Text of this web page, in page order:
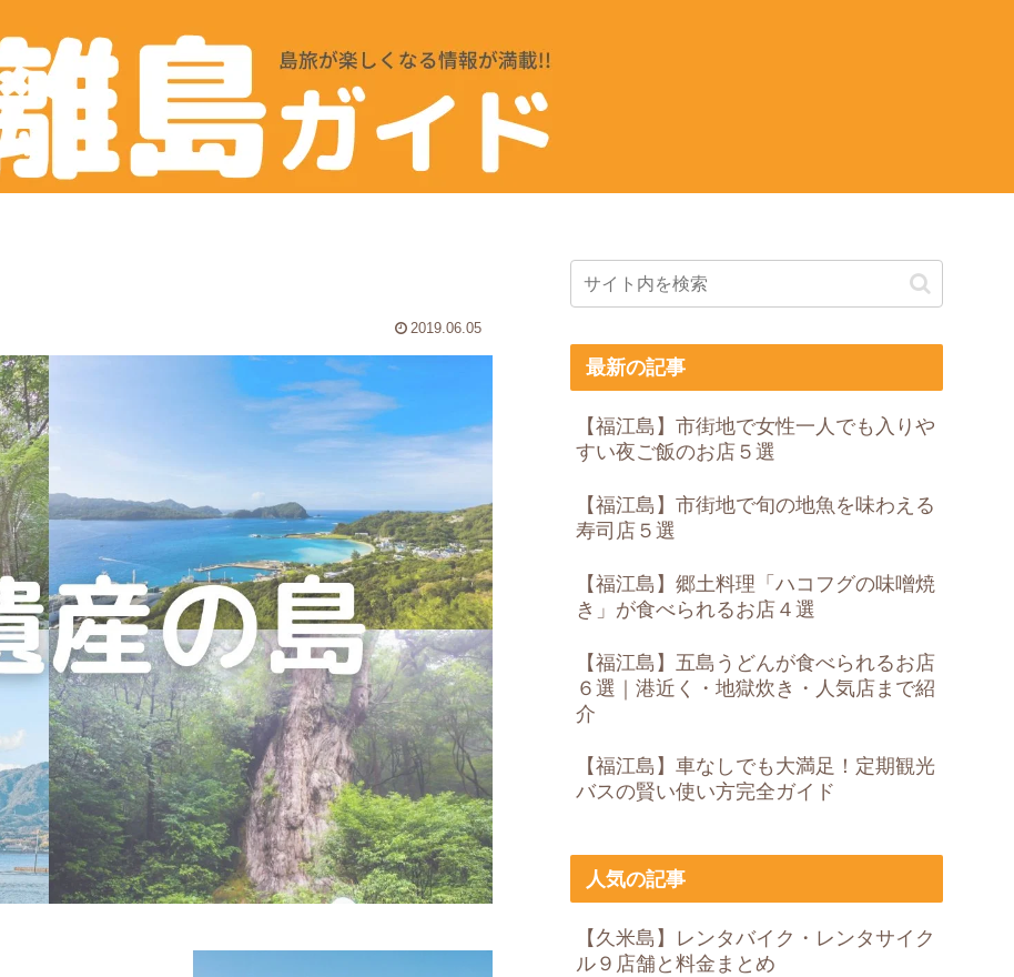
2019.06.05
最新の記事
【福江島】市街地で女性一人でも入りや
すい夜ご飯のお店５選
【福江島】市街地で旬の地魚を味わえる
寿司店５選
【福江島】郷土料理「ハコフグの味噌焼
き」が食べられるお店４選
【福江島】五島うどんが食べられるお店
６選｜港近く・地獄炊き・人気店まで紹
介
【福江島】車なしでも大満足！定期観光
バスの賢い使い方完全ガイド
人気の記事
【久米島】レンタバイク・レンタサイク
ル９店舗と料金まとめ